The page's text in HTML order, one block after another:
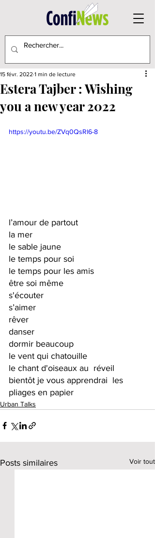
Estera Tajber : Wishing
you a new year 2022
15 févr. 2022 1 min de lecture
https://youtu.be/ZVq0QsRl6-8
l’amour de partout
la mer
le sable jaune
le temps pour soi
le temps pour les amis
être soi même
s'écouter
s’aimer
rêver
danser
dormir beaucoup
le vent qui chatouille
le chant d'oiseaux au  réveil
bientôt je vous apprendrai  les
pliages en papier
Urban Talks
Posts similaires Voir tout